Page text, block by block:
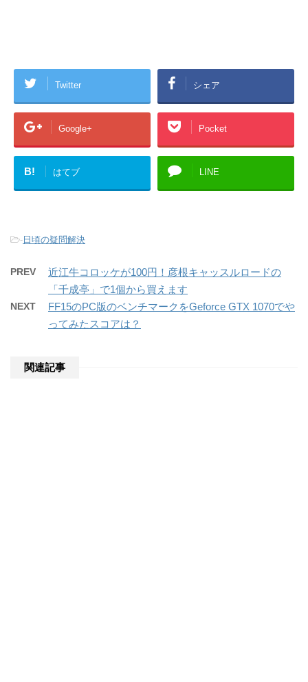
Twitter シェア
Google+ Pocket
B! はてブ LINE
- 日頃の疑問解決
PREV
近江牛コロッケが100円！彦根キャッスルロードの
「千成亭」で1個から買えます
NEXT
FF15のPC版のベンチマークをGeforce GTX 1070でや
ってみたスコアは？
関連記事